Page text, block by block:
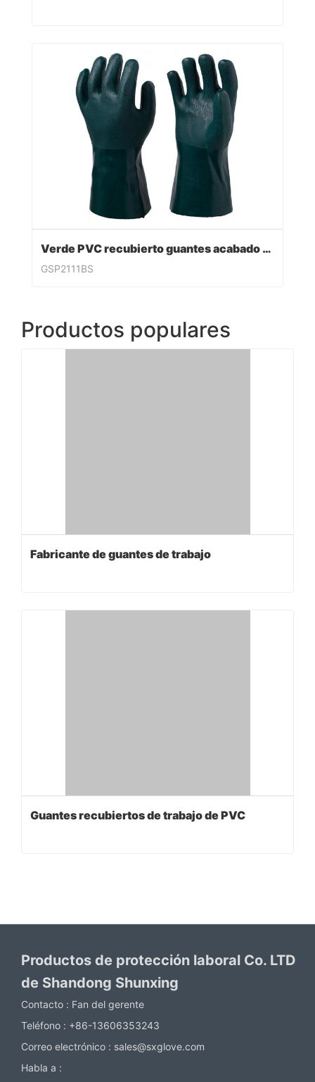
Verde PVC recubierto guantes acabado sandy
GSP2111BS
Productos populares
Fabricante de guantes de trabajo
Guantes recubiertos de trabajo de PVC
Productos de protección laboral Co. LTD
de Shandong Shunxing
Contacto : Fan del gerente
Teléfono : +86-13606353243
Correo electrónico : sales@sxglove.com
Habla a :